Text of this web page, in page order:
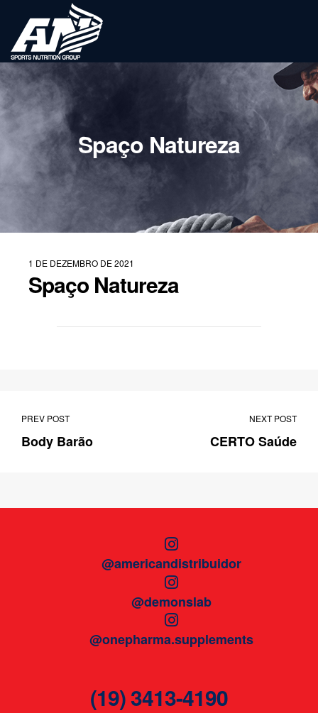
Spaço Natureza
1 DE DEZEMBRO DE 2021
Spaço Natureza
PREV POST
Body Barão
NEXT POST
CERTO Saúde
@americandistribuidor
@demonslab
@onepharma.supplements
(19) 3413-4190